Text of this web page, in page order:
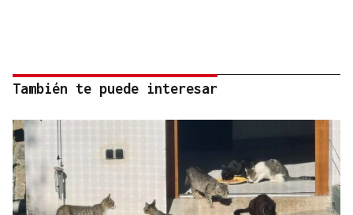
También te puede interesar